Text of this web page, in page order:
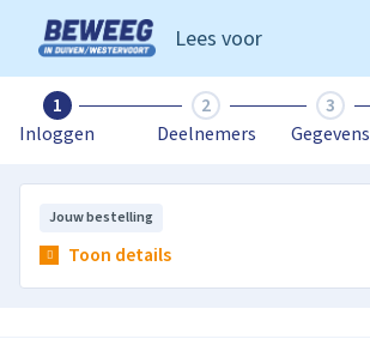
Ga naar de homepage van Beweeg
Lees voor
1
Inloggen
2
Deelnemers
3
Gegevens
Jouw bestelling
Toon details